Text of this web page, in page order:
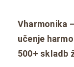
Vharmonika
učenje
500+ skladb